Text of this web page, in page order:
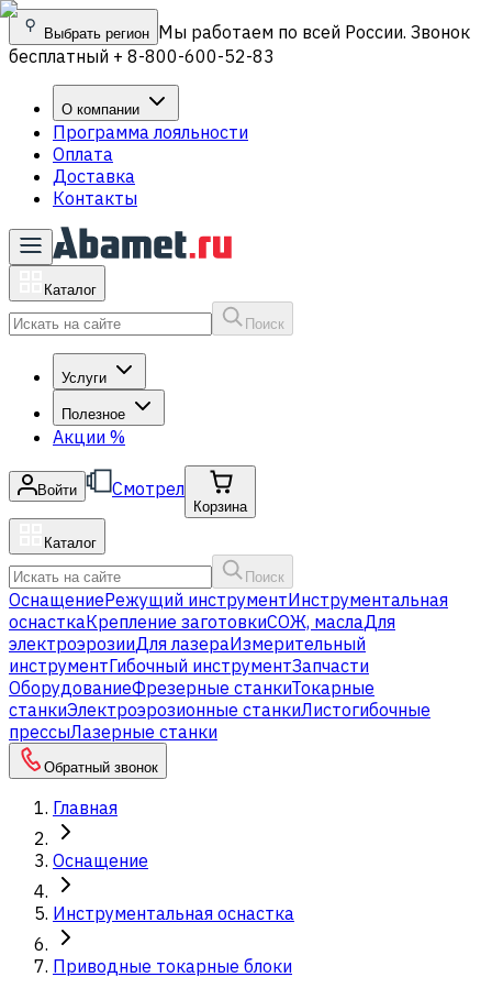
Выбрать регион Мы работаем по всей России. Звонок
бесплатный + 8-800-600-52-83
О компании
Программа лояльности
Оплата
Доставка
Контакты
Каталог
Поиск
Услуги
Полезное
Акции %
Войти Смотрел
Корзина
Каталог
Поиск
ОснащениеРежущий инструментИнструментальная
оснасткаКрепление заготовкиСОЖ, маслаДля
электроэрозииДля лазераИзмерительный
инструментГибочный инструментЗапчасти
ОборудованиеФрезерные станкиТокарные
станкиЭлектроэрозионные станкиЛистогибочные
прессыЛазерные станки
Обратный звонок
Главная
Оснащение
Инструментальная оснастка
Приводные токарные блоки